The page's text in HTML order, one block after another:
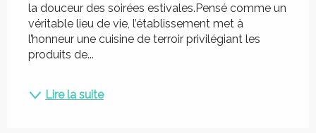
la douceur des soirées estivales.Pensé comme un
véritable lieu de vie, l’établissement met à
l’honneur une cuisine de terroir privilégiant les
produits de...
Lire la suite